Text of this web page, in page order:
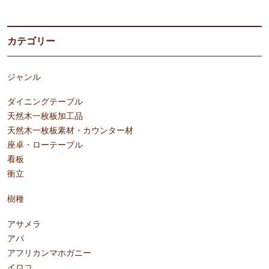
カテゴリー
ジャンル
ダイニングテーブル
天然木一枚板加工品
天然木一枚板素材・カウンター材
座卓・ローテーブル
看板
衝立
樹種
アサメラ
アパ
アフリカンマホガニー
イロコ